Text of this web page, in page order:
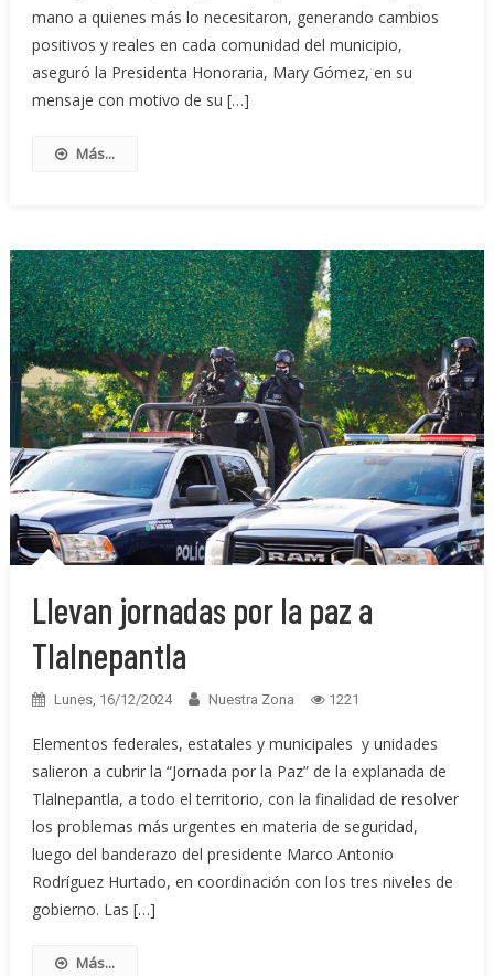
mano a quienes más lo necesitaron, generando cambios
positivos y reales en cada comunidad del municipio,
aseguró la Presidenta Honoraria, Mary Gómez, en su
mensaje con motivo de su […]
Más...
Llevan jornadas por la paz a
Tlalnepantla
Lunes, 16/12/2024 Nuestra Zona 1221
Elementos federales, estatales y municipales y unidades
salieron a cubrir la “Jornada por la Paz” de la explanada de
Tlalnepantla, a todo el territorio, con la finalidad de resolver
los problemas más urgentes en materia de seguridad,
luego del banderazo del presidente Marco Antonio
Rodríguez Hurtado, en coordinación con los tres niveles de
gobierno. Las […]
Más...